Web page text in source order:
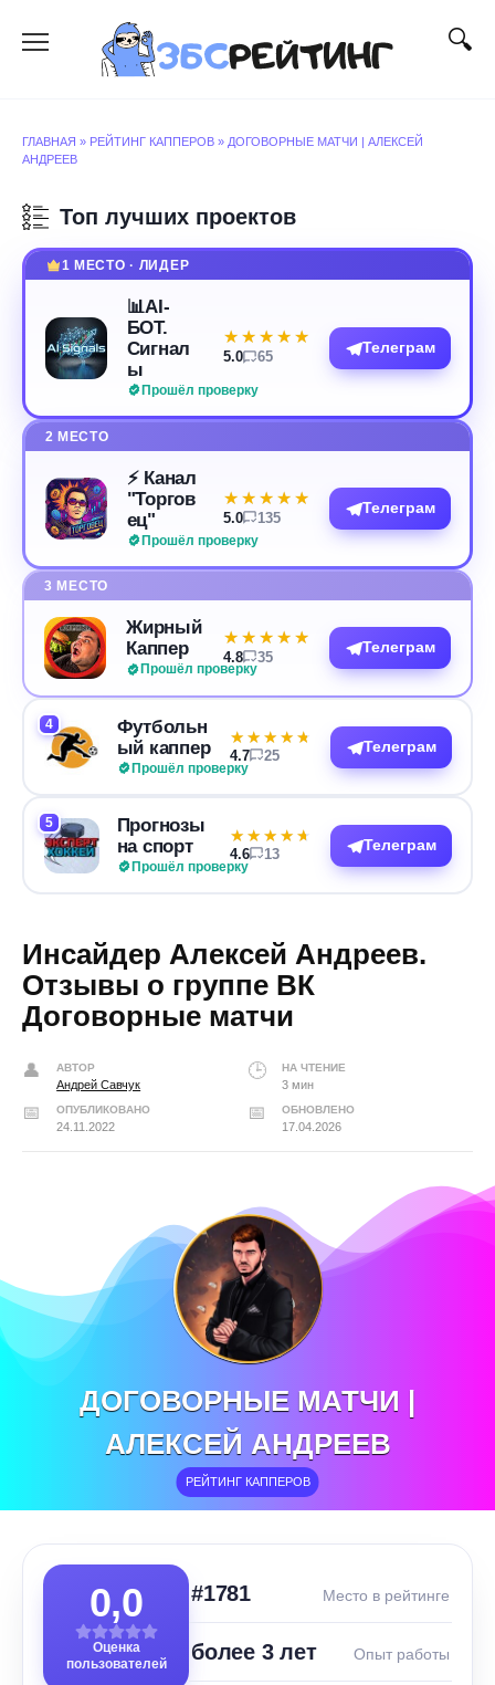
содержанию
ГЛАВНАЯ » РЕЙТИНГ КАППЕРОВ » ДОГОВОРНЫЕ МАТЧИ | АЛЕКСЕЙ
АНДРЕЕВ
Топ лучших проектов
1 МЕСТО · ЛИДЕР
📊AI-
БОТ.
Сигнал
ы
Прошёл проверку
★★★★★
★★★★★
5.0 65
Телеграм
2 МЕСТО
⚡️ Канал
"Торгов
ец"
Прошёл проверку
★★★★★
★★★★★
5.0 135
Телеграм
3 МЕСТО
Жирный
Каппер
Прошёл проверку
★★★★★
★★★★★
4.8 35
Телеграм
4
Футбольн
ый каппер
Прошёл проверку
★★★★★
★★★★★
4.7 25
Телеграм
5
Прогнозы
на спорт
Прошёл проверку
★★★★★
★★★★★
4.6 13
Телеграм
Инсайдер Алексей Андреев.
Отзывы о группе ВК
Договорные матчи
АВТОР
Андрей Савчук
НА ЧТЕНИЕ
3 мин
ОПУБЛИКОВАНО
24.11.2022
ОБНОВЛЕНО
17.04.2026
ДОГОВОРНЫЕ МАТЧИ |
АЛЕКСЕЙ АНДРЕЕВ
РЕЙТИНГ КАППЕРОВ
0,0
Оценка
пользователей
#1781 Место в рейтинге
более 3 лет Опыт работы